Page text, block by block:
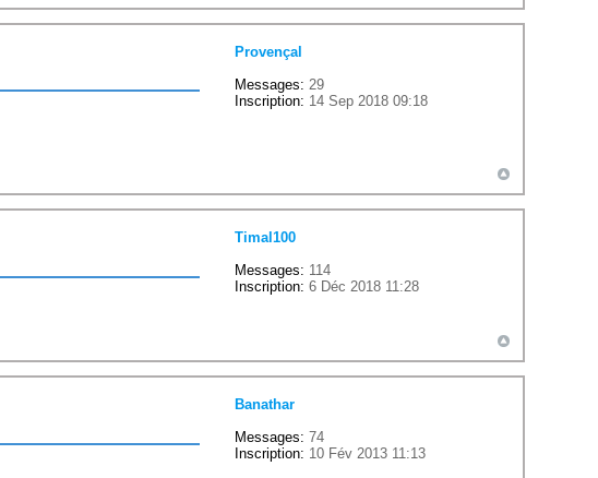
Provençal
Messages: 29
Inscription: 14 Sep 2018 09:18
Timal100
Messages: 114
Inscription: 6 Déc 2018 11:28
Banathar
Messages: 74
Inscription: 10 Fév 2013 11:13